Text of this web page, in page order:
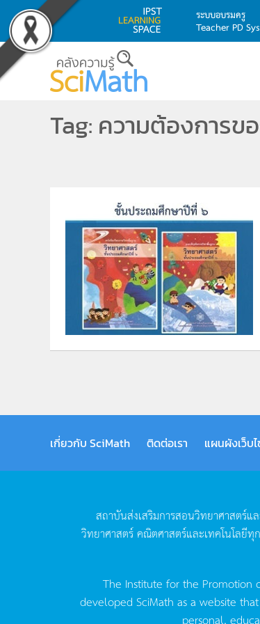
Skip to main content
ระบบอบรมครู
Teacher PD
Tag: ความต้องการข
เกี่ยวกับ SciMath ติดต่อเรา แผนผังเว็บ
สถาบันส่งเสริมการสอนวิทยาศาสตร์แ
วิทยาศาสตร์คณิตศาสตร์และเทคโนโลยีทุ
The Institute for the Promotion
developed SciMath as a website
personal,